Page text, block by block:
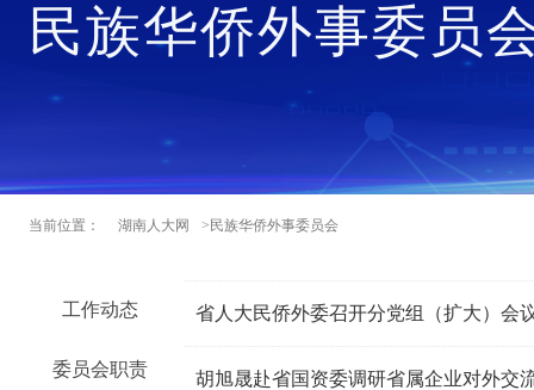
民族华侨外事委员
当前位置： 湖南人大网 >民族华侨外事委员会
工作动态
委员会职责 胡旭晟赴省国资委调研省属企业对外交